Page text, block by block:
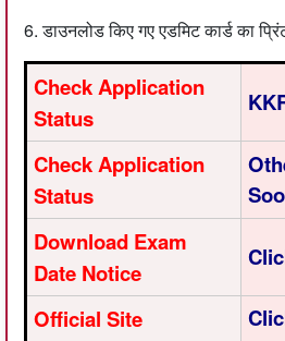
6. डाउनलोड किए गए एडमिट कार्ड का
Check Application
Status
Check Application
Status
Download Exam
Date Notice
Official Site